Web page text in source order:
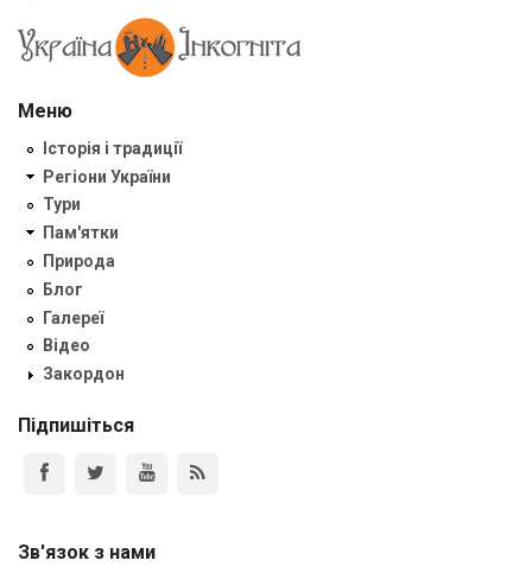
Меню
Історія і традиції
Регіони України
Тури
Пам'ятки
Природа
Блог
Галереї
Відео
Закордон
Підпишіться
Зв'язок з нами